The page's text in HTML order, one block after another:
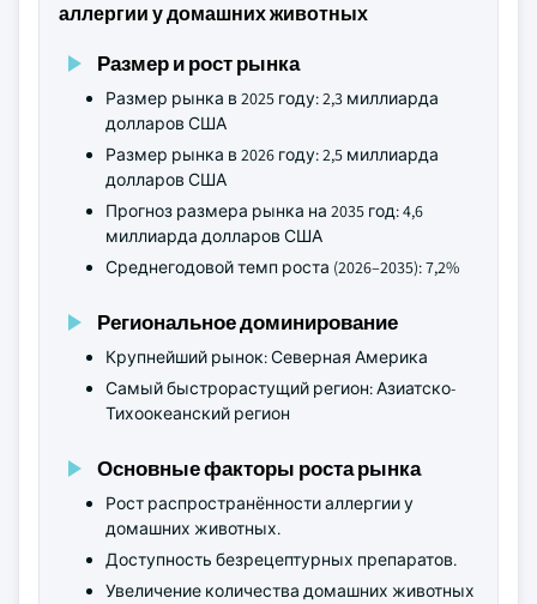
аллергии у домашних животных
Размер и рост рынка
Размер рынка в 2025 году: 2,3 миллиарда
долларов США
Размер рынка в 2026 году: 2,5 миллиарда
долларов США
Прогноз размера рынка на 2035 год: 4,6
миллиарда долларов США
Среднегодовой темп роста (2026–2035): 7,2%
Региональное доминирование
Крупнейший рынок: Северная Америка
Самый быстрорастущий регион: Азиатско-
Тихоокеанский регион
Основные факторы роста рынка
Рост распространённости аллергии у
домашних животных.
Доступность безрецептурных препаратов.
Увеличение количества домашних животных